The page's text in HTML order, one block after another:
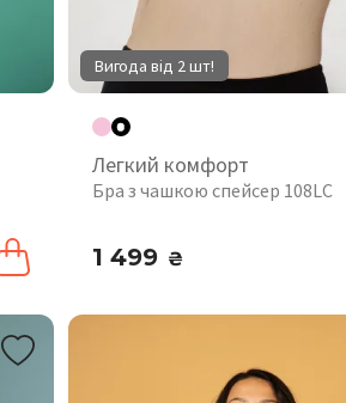
Вигода від 2 шт!
Легкий комфорт
Бра з чашкою спейсер 108LC
1 499 ₴